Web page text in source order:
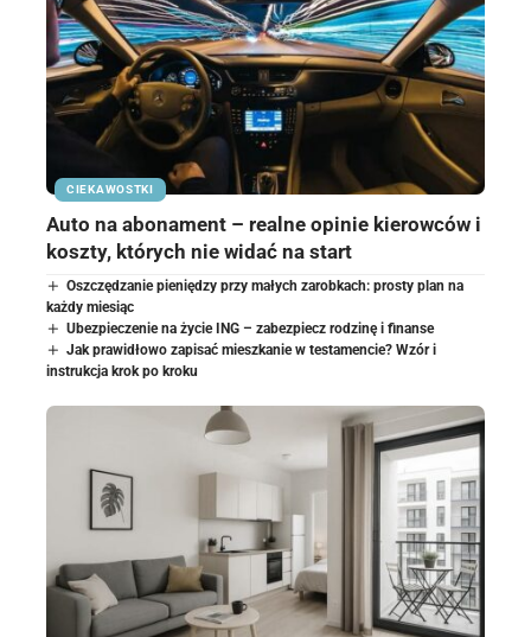
CIEKAWOSTKI
Auto na abonament – realne opinie kierowców i
koszty, których nie widać na start
Oszczędzanie pieniędzy przy małych zarobkach: prosty plan na
każdy miesiąc
Ubezpieczenie na życie ING – zabezpiecz rodzinę i finanse
Jak prawidłowo zapisać mieszkanie w testamencie? Wzór i
instrukcja krok po kroku